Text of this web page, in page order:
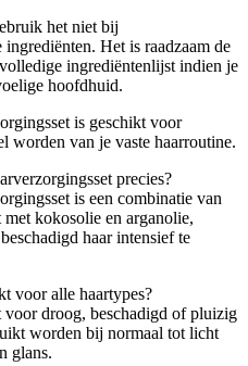
het niet bij
Het is raadzaam de
ingrediëntenlijst indien je
hoofdhuid.
is geschikt voor
worden van je vaste haarroutine.
precies?
is een combinatie van
kokosolie en arganolie,
haar intensief te
voor alle haartypes?
droog, beschadigd of pluizig
worden bij normaal tot licht
glans.